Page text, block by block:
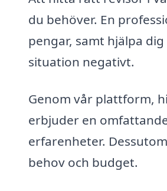
du behöver. En
pengar, samt hjälpa
situation negativt.
Genom vår plattform,
erbjuder en
erfarenheter.
behov och budget.